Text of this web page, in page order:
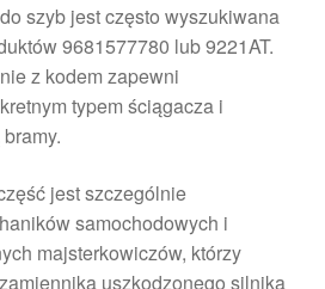
szyb jest często wyszukiwana
9681577780 lub 9221AT.
z kodem zapewni
typem ściągacza i
jest szczególnie
samochodowych i
majsterkowiczów, którzy
uszkodzonego silnika